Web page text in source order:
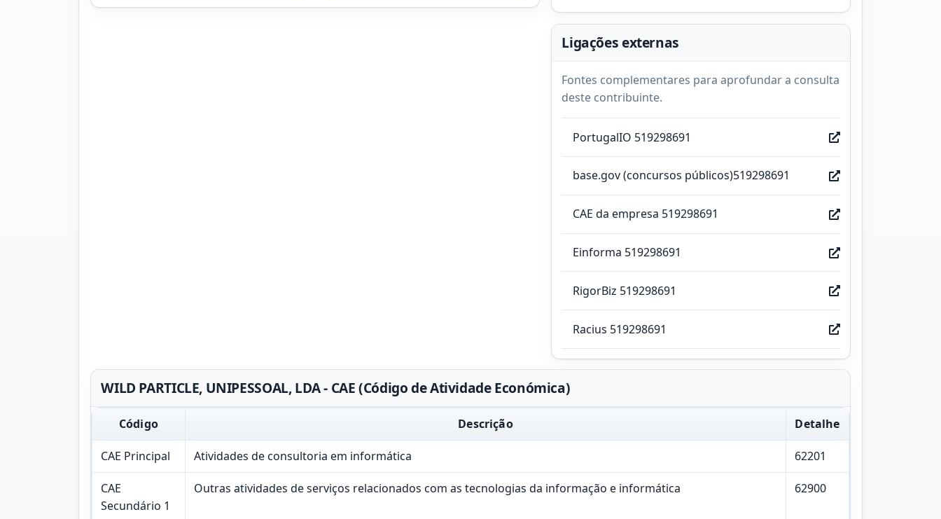
Ligações externas
Fontes complementares para aprofundar a consulta
deste contribuinte.
PortugalIO 519298691
base.gov (concursos públicos)519298691
CAE da empresa 519298691
Einforma 519298691
RigorBiz 519298691
Racius 519298691
WILD PARTICLE, UNIPESSOAL, LDA - CAE (Código de Atividade Económica)
Código Descrição Detalhe
CAE Principal Atividades de consultoria em informática 62201
CAE
Secundário 1
Outras atividades de serviços relacionados com as tecnologias da informação e informática 62900